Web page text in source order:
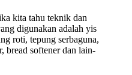
kita tahu teknik dan
digunakan adalah yis
roti, tepung serbaguna,
bread softener dan lain-